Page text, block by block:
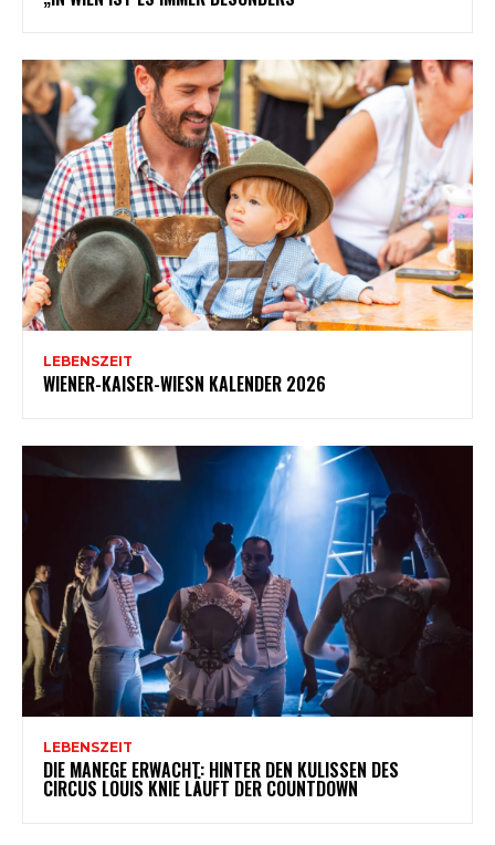
LEBENSZEIT
WIENER-KAISER-WIESN KALENDER 2026
LEBENSZEIT
DIE MANEGE ERWACHT: HINTER DEN KULISSEN DES
CIRCUS LOUIS KNIE LÄUFT DER COUNTDOWN